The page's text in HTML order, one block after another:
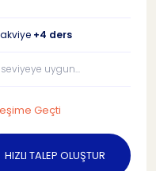
+4 ders
uygun...
Geçti
HIZLI TALEP OLUŞTUR